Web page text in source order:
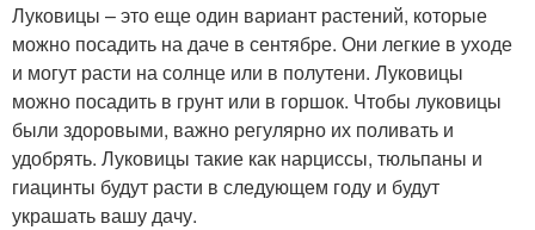
Луковицы – это еще один вариант растений, которые
можно посадить на даче в сентябре. Они легкие в уходе
и могут расти на солнце или в полутени. Луковицы
можно посадить в грунт или в горшок. Чтобы луковицы
были здоровыми, важно регулярно их поливать и
удобрять. Луковицы такие как нарциссы, тюльпаны и
гиацинты будут расти в следующем году и будут
украшать вашу дачу.